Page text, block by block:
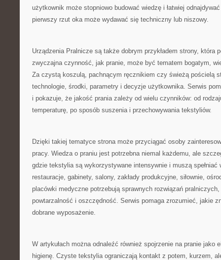
użytkownik może stopniowo budować wiedzę i łatwiej
pierwszy rzut oka może wydawać się techniczny lub niszowy.
Urządzenia Pralnicze są także dobrym przykładem strony, która
zwyczajna czynność, jak pranie, może być tematem bogatym,
Za czystą koszulą, pachnącym ręcznikiem czy świeżą pościelą
technologie, środki, parametry i decyzje użytkownika. Serwis
i pokazuje, że jakość prania zależy od wielu czynników: od
temperaturę, po sposób suszenia i przechowywania tekstyliów.
Dzięki takiej tematyce strona może przyciągać osoby
pracy. Wiedza o praniu jest potrzebna niemal każdemu, ale
gdzie tekstylia są wykorzystywane intensywnie i muszą spełniać
restauracje, gabinety, salony, zakłady produkcyjne, siłownie,
placówki medyczne potrzebują sprawnych rozwiązań
powtarzalność i oszczędność. Serwis pomaga zrozumieć, jakie
dobrane wyposażenie.
W artykułach można odnaleźć również spojrzenie na pranie jako
higienę. Czyste tekstylia ograniczają kontakt z potem, kurzem,